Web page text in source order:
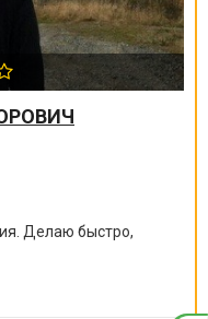
Делаю быстро,